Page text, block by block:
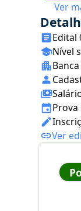
Ver
Edital
Nível
Prova
Ver